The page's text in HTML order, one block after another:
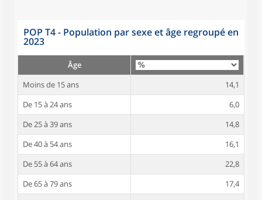
POP T4 - Population par sexe et âge regroupé en
2023
Âge
Moins de 15 ans
14,1
De 15 à 24 ans
6,0
De 25 à 39 ans
14,8
De 40 à 54 ans
16,1
De 55 à 64 ans
22,8
De 65 à 79 ans
17,4